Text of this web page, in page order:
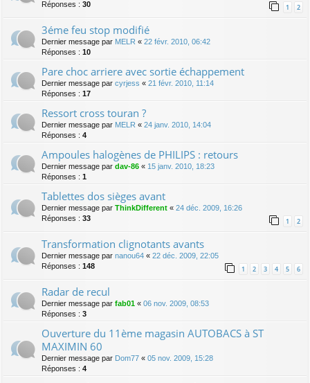
Réponses : 30 1 2
3éme feu stop modifié
Dernier message par MELR « 22 févr. 2010, 06:42
Réponses : 10
Pare choc arriere avec sortie échappement
Dernier message par cyrjess « 21 févr. 2010, 11:14
Réponses : 17
Ressort cross touran ?
Dernier message par MELR « 24 janv. 2010, 14:04
Réponses : 4
Ampoules halogènes de PHILIPS : retours
Dernier message par dav-86 « 15 janv. 2010, 18:23
Réponses : 1
Tablettes dos sièges avant
Dernier message par ThinkDifferent « 24 déc. 2009, 16:26
Réponses : 33 1 2
Transformation clignotants avants
Dernier message par nanou64 « 22 déc. 2009, 22:05
Réponses : 148 1 2 3 4 5 6
Radar de recul
Dernier message par fab01 « 06 nov. 2009, 08:53
Réponses : 3
Ouverture du 11ème magasin AUTOBACS à ST
MAXIMIN 60
Dernier message par Dom77 « 05 nov. 2009, 15:28
Réponses : 4